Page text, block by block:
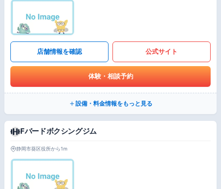
店舗情報を確認 公式サイト
体験・相談予約
設備・料金情報をもっと見る
Fバードボクシングジム
静岡市葵区役所から1m